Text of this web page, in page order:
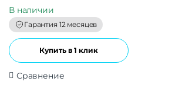
o
В наличии
Гарантия 12 месяцев
Купить в 1 клик
Сравнение